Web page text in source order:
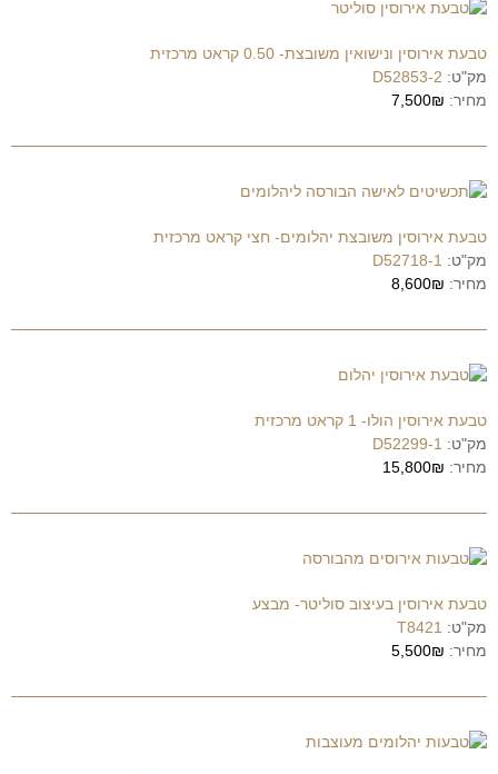
טבעת אירוסין ונישואין משובצת- 0.50 קראט מרכזית
מק"ט: D52853-2
מחיר: 7,500₪
טבעת אירוסין משובצת יהלומים- חצי קראט מרכזית
מק"ט: D52718-1
מחיר: 8,600₪
טבעת אירוסין הולו- 1 קראט מרכזית
מק"ט: D52299-1
מחיר: 15,800₪
טבעת אירוסין בעיצוב סוליטר- מבצע
מק"ט: T8421
מחיר: 5,500₪